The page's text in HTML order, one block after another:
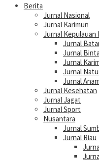
Berita
Jurnal Nasional
Jurnal Karimun
Jurnal Kepulauan
Jurnal
Jurnal
Jurnal
Jurnal
Jurnal
Jurnal Kesehatan
Jurnal Jagat
Jurnal Sport
Nusantara
Jurnal
Jurnal Riau